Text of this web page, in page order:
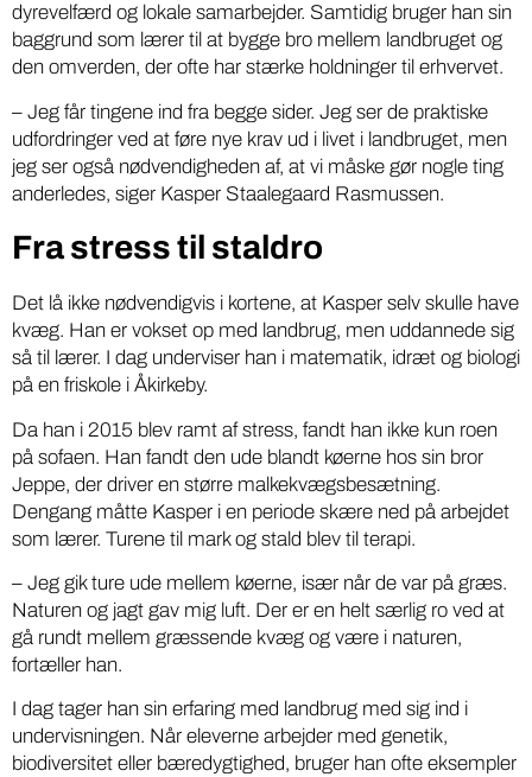
dyrevelfærd og lokale samarbejder. Samtidig bruger han sin
baggrund som lærer til at bygge bro mellem landbruget og
den omverden, der ofte har stærke holdninger til erhvervet.
– Jeg får tingene ind fra begge sider. Jeg ser de praktiske
udfordringer ved at føre nye krav ud i livet i landbruget, men
jeg ser også nødvendigheden af, at vi måske gør nogle ting
anderledes, siger Kasper Staalegaard Rasmussen.
Fra stress til staldro
Det lå ikke nødvendigvis i kortene, at Kasper selv skulle have
kvæg. Han er vokset op med landbrug, men uddannede sig
så til lærer. I dag underviser han i matematik, idræt og biologi
på en friskole i Åkirkeby.
Da han i 2015 blev ramt af stress, fandt han ikke kun roen
på sofaen. Han fandt den ude blandt køerne hos sin bror
Jeppe, der driver en større malkekvægsbesætning.
Dengang måtte Kasper i en periode skære ned på arbejdet
som lærer. Turene til mark og stald blev til terapi.
– Jeg gik ture ude mellem køerne, især når de var på græs.
Naturen og jagt gav mig luft. Der er en helt særlig ro ved at
gå rundt mellem græssende kvæg og være i naturen,
fortæller han.
I dag tager han sin erfaring med landbrug med sig ind i
undervisningen. Når eleverne arbejder med genetik,
biodiversitet eller bæredygtighed, bruger han ofte eksempler